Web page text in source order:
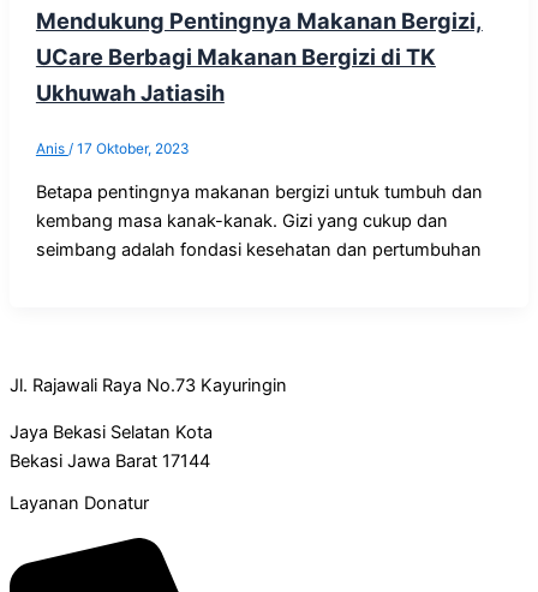
Mendukung Pentingnya Makanan Bergizi,
UCare Berbagi Makanan Bergizi di TK
Ukhuwah Jatiasih
Anis / 17 Oktober, 2023
Betapa pentingnya makanan bergizi untuk tumbuh dan
kembang masa kanak-kanak. Gizi yang cukup dan
seimbang adalah fondasi kesehatan dan pertumbuhan
Jl. Rajawali Raya No.73 Kayuringin
Jaya Bekasi Selatan Kota
Bekasi Jawa Barat 17144
Layanan Donatur